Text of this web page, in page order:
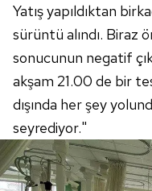
Yatış yapıldıktan
sürüntü alındı. Biraz
sonucunun negatif
akşam 21.00 de bir
dışında her şey
seyrediyor."